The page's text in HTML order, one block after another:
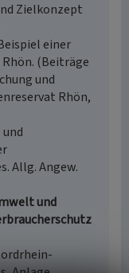
Zielkonzept
einer
(Beiträge
und
Rhön,
Allg. Angew.
und